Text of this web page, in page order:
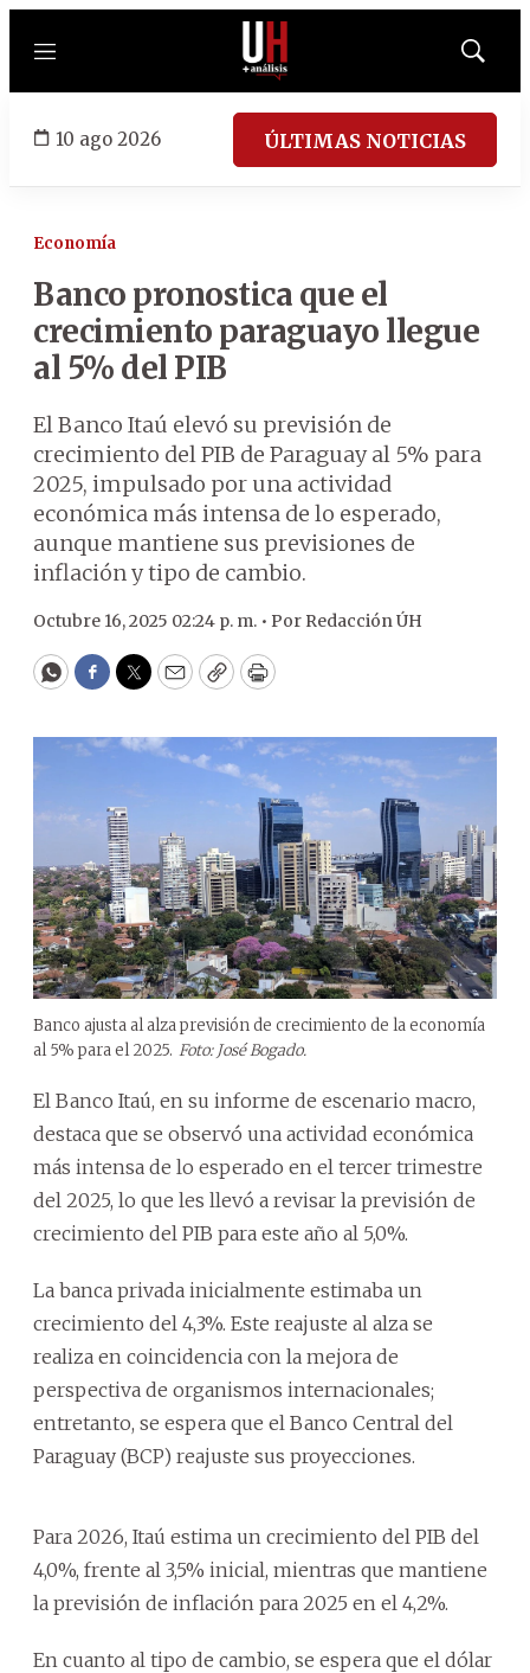
Menú
Mostrar
10 ago 2026 ÚLTIMAS NOTICIAS
Economía
Banco pronostica que el
crecimiento paraguayo llegue
al 5% del PIB
El Banco Itaú elevó su previsión de
crecimiento del PIB de Paraguay al 5% para
2025, impulsado por una actividad
económica más intensa de lo esperado,
aunque mantiene sus previsiones de
inflación y tipo de cambio.
Octubre 16, 2025 02:24 p. m. • Por Redacción ÚH
WhatsApp
Facebook
Twitter
EmailCopyPrint
Banco ajusta al alza previsión de crecimiento de la economía
al 5% para el 2025. Foto: José Bogado.
El Banco Itaú, en su informe de escenario macro,
destaca que se observó una actividad económica
más intensa de lo esperado en el tercer trimestre
del 2025, lo que les llevó a revisar la previsión de
crecimiento del PIB para este año al 5,0%.
La banca privada inicialmente estimaba un
crecimiento del 4,3%. Este reajuste al alza se
realiza en coincidencia con la mejora de
perspectiva de organismos internacionales;
entretanto, se espera que el Banco Central del
Paraguay (BCP) reajuste sus proyecciones.
Para 2026, Itaú estima un crecimiento del PIB del
4,0%, frente al 3,5% inicial, mientras que mantiene
la previsión de inflación para 2025 en el 4,2%.
En cuanto al tipo de cambio, se espera que el dólar